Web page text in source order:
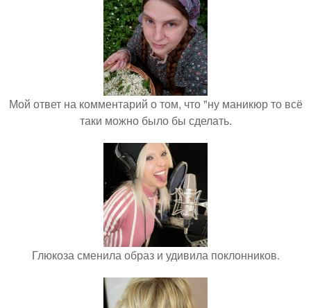
Мой ответ на комментарий о том, что "ну маникюр то всё
таки можно было бы сделать.
Глюкоза сменила образ и удивила поклонников.